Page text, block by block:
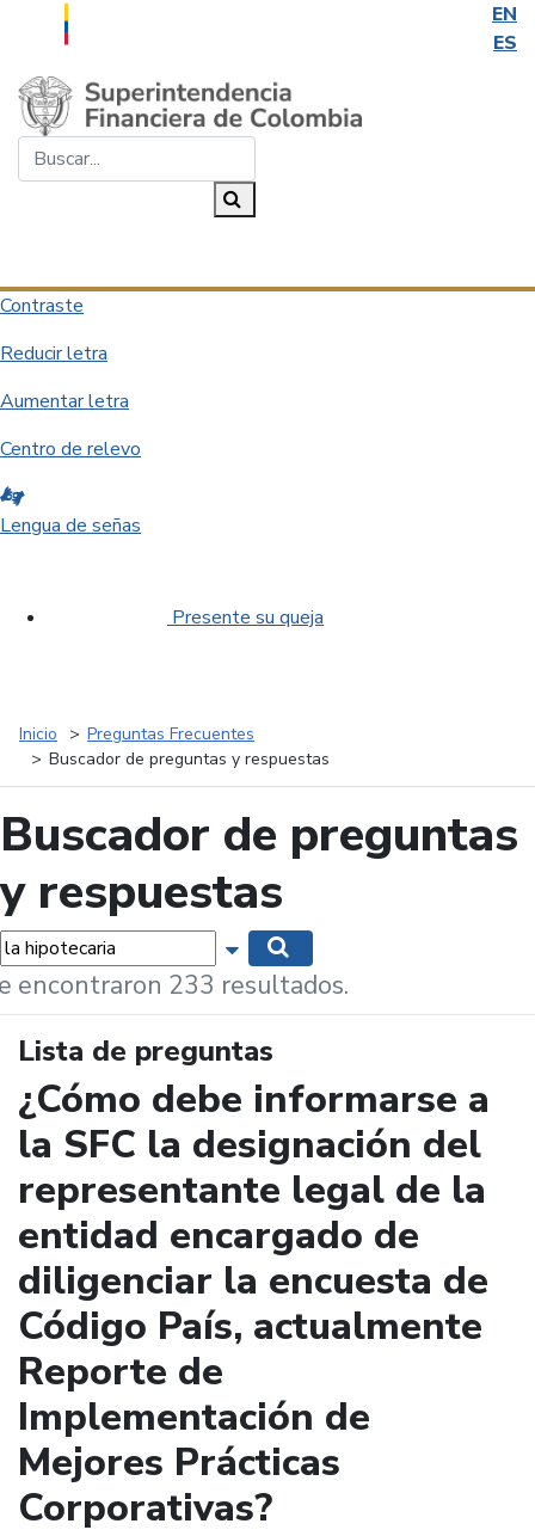
EN
ES
Saltar al contenido principal
Contraste
Reducir letra
Aumentar letra
Centro de relevo
Lengua de señas
Presente su queja
Inicio
Preguntas Frecuentes
Buscador de preguntas y respuestas
Buscador de preguntas
y respuestas
Mostrar opciones de búsqueda
encontraron 233 resultados.
Lista de preguntas
¿Cómo debe informarse a
la SFC la designación del
representante legal de la
entidad encargado de
diligenciar la encuesta de
Código País, actualmente
Reporte de
Implementación de
Mejores Prácticas
Corporativas?